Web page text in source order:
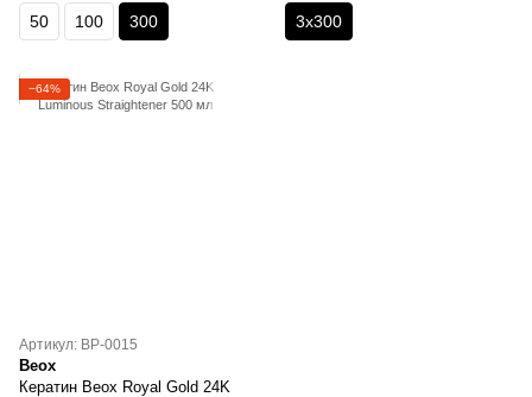
50 100 300 3x300
−64%
Артикул: BP-0015
Beox
Кератин Beox Royal Gold 24K